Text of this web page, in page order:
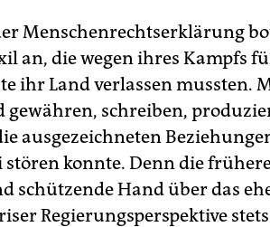
Menschenrechtserklärung
an, die wegen ihres Kampfs
ihr Land verlassen mussten.
gewähren, schreiben,
ausgezeichneten
stören konnte. Denn die
schützende Hand über das
Regierungsperspektive